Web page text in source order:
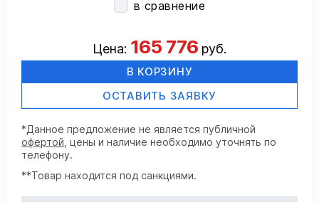
в сравнение
Цена: 165 776 руб.
В КОРЗИНУ
ОСТАВИТЬ ЗАЯВКУ
*Данное предложение не является публичной
офертой , цены и наличие необходимо уточнять по
телефону.
**Товар находится под санкциями.